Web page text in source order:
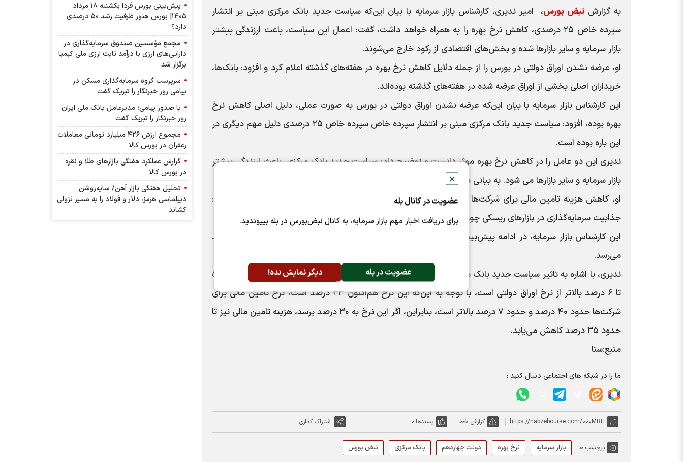
✕
عضویت در کانال بله
برای دریافت اخبار مهم بازار سرمایه، به کانال نبض‌بورس در بله بپیوندید.
عضویت در بله دیگر نمایش نده!
به گزارش نبض بورس، امیر ندیری، کارشناس بازار سرمایه با بیان این‌که سیاست جدید بانک مرکزی مبنی بر انتشار
سپرده خاص ۲۵ درصدی، کاهش نرخ بهره را به همراه خواهد داشت، گفت: اعمال این سیاست، باعث ارزندگی بیشتر
بازار سرمایه و سایر بازارها شده و بخش‌های اقتصادی از رکود خارج می‌شوند.
او، عرضه نشدن اوراق دولتی در بورس را از جمله دلایل کاهش نرخ بهره در هفته‌های گذشته اعلام کرد و افزود: بانک‌ها،
خریداران اصلی بخشی از اوراق عرضه شده در هفته‌های گذشته بوده‌اند.
این کارشناس بازار سرمایه با بیان این‌که عرضه نشدن اوراق دولتی در بورس به صورت عملی، دلیل اصلی کاهش نرخ
بهره بوده، افزود: سیاست جدید بانک مرکزی مبنی بر انتشار سپرده خاص سپرده خاص ۲۵ درصدی دلیل مهم دیگری در
این باره بوده است.
ندیری این دو عامل را در کاهش نرخ بهره موثر دانست و توضیح داد: سیاست جدید بانک مرکزی، باعث ارزندگی بیشتر
بازار سرمایه و سایر بازارها می شود. به بیانی دیگر، با کاهش نرخ بهره بخش‌های اقتصادی از رکود خارج می‌شوند.
او، کاهش هزینه تامین مالی برای شرکت‌ها و تولیدکنندگان را، تاثیر دیگر سیاست جدید بانک مرکزی برشمرد و افزود:
جذابیت سرمایه‌گذاری در بازارهای ریسکی چون بازار سرمایه با انتشار گواهی خاص ۲۵ درصدی افزایش می‌یابد.
این کارشناس بازار سرمایه، در ادامه پیش‌بینی کرد: با اعمال این سیاست تا پایان سال، نرخ بهره به کمتر از ۳۰ درصد
می‌رسد.
ندیری، با اشاره به تاثیر سیاست جدید بانک مرکزی، درباره هزینه تامین مالی نیز توضیح داد: هزینه تامین مالی حدود ۵
تا ۶ درصد بالاتر از نرخ اوراق دولتی است، با توجه به این‌که این نرخ هم‌اکنون ۳۳ درصد است، نرخ تامین مالی برای
شرکت‌ها حدود ۴۰ درصد و حدود ۷ درصد بالاتر است، بنابراین، اگر این نرخ به ۳۰ درصد برسد، هزینه تامین مالی نیز تا
حدود ۳۵ درصد کاهش می‌یابد.
منبع:‌سنا
ما را در شبکه های اجتماعی دنبال کنید :
https://nabzebourse.com/000MRH گزارش خطا پسندها:0 اشتراک گذاری
برچسب ها: بازار سرمایه نرخ بهره دولت چهاردهم بانک مرکزی نبض بورس
پیش‌بینی بورس فردا یکشنبه ۱۸ مرداد
۱۴۰۵| بورس هنوز ظرفیت رشد ۵۰ درصدی
دارد؟
مجمع مؤسسین صندوق سرمایه‌گذاری در
دارایی‌های ارزی با درآمد ثابت ارزی ملی کیمیا
برگزار شد
سرپرست گروه سرمایه‌گذاری مسکن در
پیامی روز خبرنگار را تبریک گفت
با صدور پیامی؛ مدیرعامل بانک ملی ایران
روز خبرنگار را تبریک گفت
مجموع ارزش ۴۲۶ میلیارد تومانی معاملات
زعفران در بورس کالا
گزارش عملکرد هفتگی بازارهای طلا و نقره
در بورس کالا
تحلیل هفتگی بازار آهن/ سایه‌روشن
دیپلماسی هرمز، دلار و فولاد را به مسیر نزولی
کشاند